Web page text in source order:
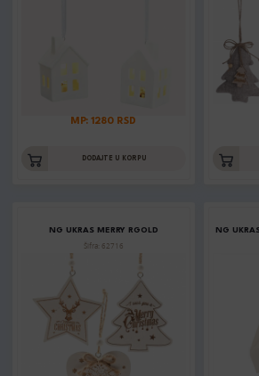
MP: 1280 RSD
DODAJTE U KORPU
NG UKRAS MERRY RGOLD
Šifra: 62716
NG